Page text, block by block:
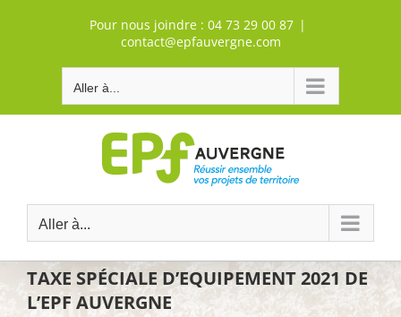
Pour nous joindre : 04 73 29 00 87 |
contact@epfauvergne.com
Aller à...
Aller à...
TAXE SPÉCIALE D’EQUIPEMENT 2021 DE
L’EPF AUVERGNE